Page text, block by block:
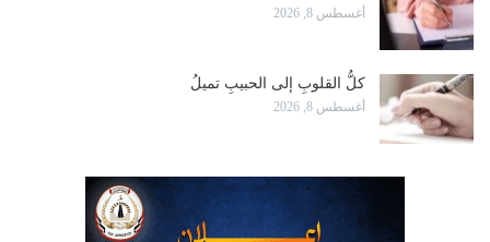
أغسطس 8, 2026
كلُّ القلوبِ إلى الحبيبِ تميلُ
أغسطس 8, 2026